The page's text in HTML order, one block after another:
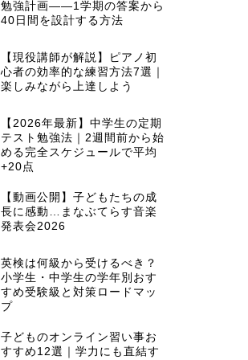
勉強計画——1学期の答案から
40日間を設計する方法
【現役講師が解説】ピアノ初
心者の効率的な練習方法7選｜
楽しみながら上達しよう
【2026年最新】中学生の定期
テスト勉強法｜2週間前から始
める完全スケジュールで平均
+20点
【動画公開】子どもたちの成
長に感動…まなぶてらす音楽
発表会2026
英検は何級から受けるべき？
小学生・中学生の学年別おす
すめ受験級と対策ロードマッ
プ
子どものオンライン習い事お
すすめ12選｜学力にも直結す